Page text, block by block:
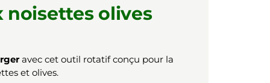
noisettes olives
avec cet outil rotatif conçu pour la
et olives.